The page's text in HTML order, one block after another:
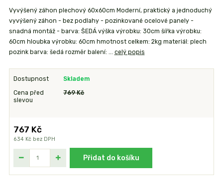
Vyvýšený záhon plechový 60x60cm Moderní, praktický a jednoduchý
vyvýšený záhon - bez podlahy - pozinkované ocelové panely -
snadná montáž - barva: ŠEDÁ výška výrobku: 30cm šířka výrobku:
60cm hloubka výrobku: 60cm hmotnost celkem: 2kg materiál: plech
pozink barva: šedá rozměr balení: ... celý popis
Dostupnost Skladem
Cena před
slevou
769 Kč
767 Kč
634 Kč bez DPH
Přidat do košíku